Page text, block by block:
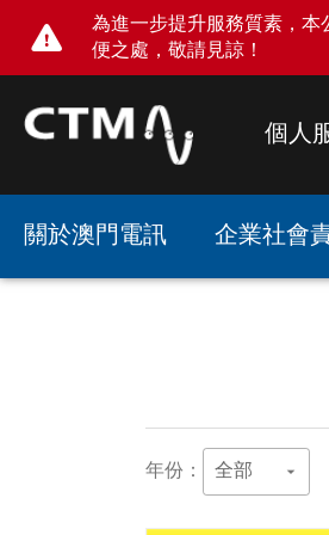
為進一步提升服務質素，本
便之處，敬請見諒！
個人
關於澳門電訊 企業社會
年份： 全部 arrow_drop_down